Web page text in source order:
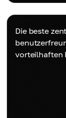
Die beste
vorteilhaften